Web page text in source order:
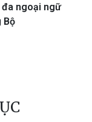
ngoại ngữ
Bộ